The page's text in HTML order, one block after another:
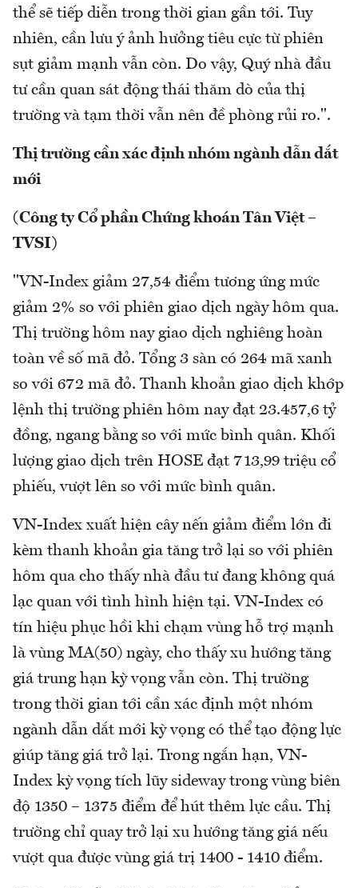
thể sẽ tiếp diễn trong thời gian gần tới. Tuy
nhiên, cần lưu ý ảnh hưởng tiêu cực từ phiên
sụt giảm mạnh vẫn còn. Do vậy, Quý nhà đầu
tư cần quan sát động thái thăm dò của thị
trường và tạm thời vẫn nên đề phòng rủi ro.".
Thị trường cần xác định nhóm ngành dẫn dắt
mới
(Công ty Cổ phần Chứng khoán Tân Việt –
TVSI)
"VN-Index giảm 27,54 điểm tương ứng mức
giảm 2% so với phiên giao dịch ngày hôm qua.
Thị trường hôm nay giao dịch nghiêng hoàn
toàn về số mã đỏ. Tổng 3 sàn có 264 mã xanh
so với 672 mã đỏ. Thanh khoản giao dịch khớp
lệnh thị trường phiên hôm nay đạt 23.457,6 tỷ
đồng, ngang bằng so với mức bình quân. Khối
lượng giao dịch trên HOSE đạt 713,99 triệu cổ
phiếu, vượt lên so với mức bình quân.
VN-Index xuất hiện cây nến giảm điểm lớn đi
kèm thanh khoản gia tăng trở lại so với phiên
hôm qua cho thấy nhà đầu tư đang không quá
lạc quan với tình hình hiện tại. VN-Index có
tín hiệu phục hồi khi chạm vùng hỗ trợ mạnh
là vùng MA(50) ngày, cho thấy xu hướng tăng
giá trung hạn kỳ vọng vẫn còn. Thị trường
trong thời gian tới cần xác định một nhóm
ngành dẫn dắt mới kỳ vọng có thể tạo động lực
giúp tăng giá trở lại. Trong ngắn hạn, VN-
Index kỳ vọng tích lũy sideway trong vùng biên
độ 1350 – 1375 điểm để hút thêm lực cầu. Thị
trường chỉ quay trở lại xu hướng tăng giá nếu
vượt qua được vùng giá trị 1400 - 1410 điểm.